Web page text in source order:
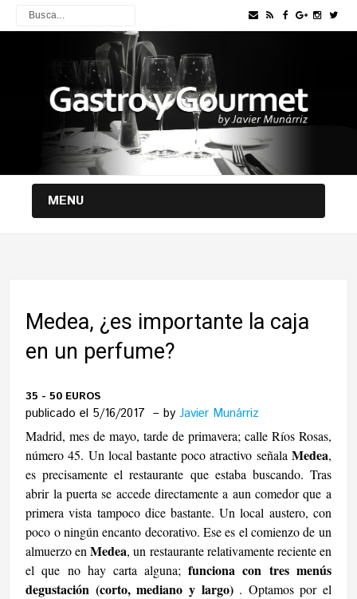
MENU
Medea, ¿es importante la caja
en un perfume?
35 - 50 EUROS
publicado el 5/16/2017 byJavier Munárriz
Madrid, mes de mayo, tarde de primavera; calle Ríos Rosas,
número 45. Un local bastante poco atractivo señala Medea,
es precisamente el restaurante que estaba buscando. Tras
abrir la puerta se accede directamente a aun comedor que a
primera vista tampoco dice bastante. Un local austero, con
poco o ningún encanto decorativo. Ese es el comienzo de un
almuerzo enMedea, un restaurante relativamente reciente en
el que no hay carta alguna;funciona con tres menús
degustación (corto, mediano y largo) . Optamos por el